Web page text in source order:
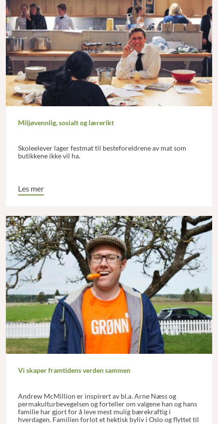
Miljøvennlig, sosialt og lærerikt
Skoleelever lager festmat til besteforeldrene av mat som
butikkene ikke vil ha.
Les mer
Vi skaper framtidens verden sammen
Andrew McMillion er inspirert av bl.a. Arne Næss og
permakulturbevegelsen og forteller om valgene han og hans
familie har gjort for å leve mest mulig bærekraftig i
hverdagen. Familien forlot et hektisk byliv i Oslo og flyttet til